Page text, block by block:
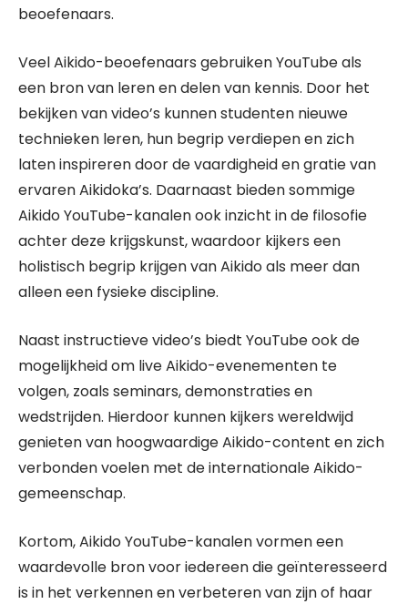
beoefenaars.
Veel Aikido-beoefenaars gebruiken YouTube als
een bron van leren en delen van kennis. Door het
bekijken van video’s kunnen studenten nieuwe
technieken leren, hun begrip verdiepen en zich
laten inspireren door de vaardigheid en gratie van
ervaren Aikidoka’s. Daarnaast bieden sommige
Aikido YouTube-kanalen ook inzicht in de filosofie
achter deze krijgskunst, waardoor kijkers een
holistisch begrip krijgen van Aikido als meer dan
alleen een fysieke discipline.
Naast instructieve video’s biedt YouTube ook de
mogelijkheid om live Aikido-evenementen te
volgen, zoals seminars, demonstraties en
wedstrijden. Hierdoor kunnen kijkers wereldwijd
genieten van hoogwaardige Aikido-content en zich
verbonden voelen met de internationale Aikido-
gemeenschap.
Kortom, Aikido YouTube-kanalen vormen een
waardevolle bron voor iedereen die geïnteresseerd
is in het verkennen en verbeteren van zijn of haar